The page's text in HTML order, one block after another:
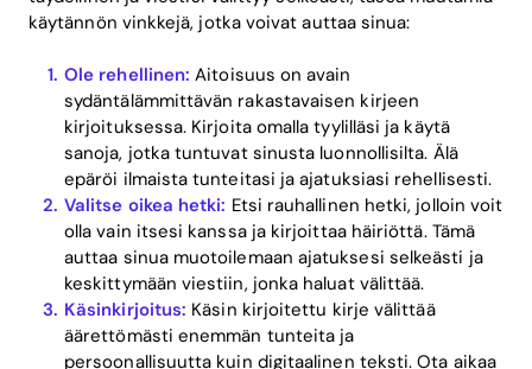
käytännön vinkkejä, jotka voivat auttaa sinua:
Ole rehellinen: Aitoisuus on avain
sydäntälämmittävän rakastavaisen kirjeen
kirjoituksessa. Kirjoita omalla tyylilläsi ja käytä
sanoja, jotka tuntuvat sinusta luonnollisilta. Älä
epäröi ilmaista tunteitasi ja ajatuksiasi rehellisesti.
Valitse oikea hetki: Etsi rauhallinen hetki, jolloin voit
olla vain itsesi kanssa ja kirjoittaa häiriöttä. Tämä
auttaa sinua muotoilemaan ajatuksesi selkeästi ja
keskittymään viestiin, jonka haluat välittää.
Käsinkirjoitus: Käsin kirjoitettu kirje välittää
äärettömästi enemmän tunteita ja
persoonallisuutta kuin digitaalinen teksti. Ota aikaa